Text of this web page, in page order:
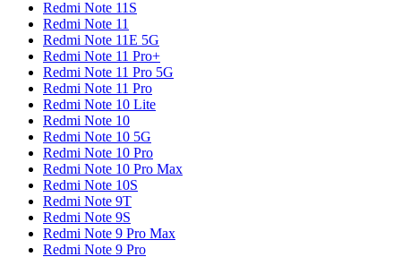
Redmi Note 11S
Redmi Note 11
Redmi Note 11E 5G
Redmi Note 11 Pro+
Redmi Note 11 Pro 5G
Redmi Note 11 Pro
Redmi Note 10 Lite
Redmi Note 10
Redmi Note 10 5G
Redmi Note 10 Pro
Redmi Note 10 Pro Max
Redmi Note 10S
Redmi Note 9T
Redmi Note 9S
Redmi Note 9 Pro Max
Redmi Note 9 Pro